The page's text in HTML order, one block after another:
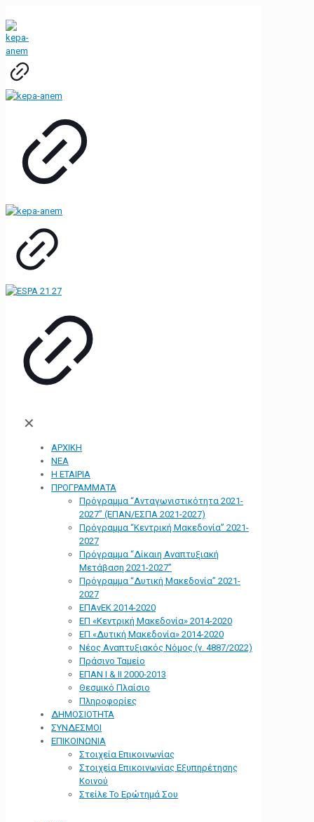
✕
ΑΡΧΙΚΗ
ΝΕΑ
Η ΕΤΑΙΡΙΑ
ΠΡΟΓΡΑΜΜΑΤΑ
Πρόγραμμα “Ανταγωνιστικότητα 2021-
2027” (ΕΠΑΝ/ΕΣΠΑ 2021-2027)
Πρόγραμμα “Κεντρική Μακεδονία” 2021-
2027
Πρόγραμμα “Δίκαιη Αναπτυξιακή
Μετάβαση 2021-2027”
Πρόγραμμα “Δυτική Μακεδονία” 2021-
2027
ΕΠΑνΕΚ 2014-2020
ΕΠ «Kεντρική Μακεδονία» 2014-2020
ΕΠ «Δυτική Μακεδονία» 2014-2020
Νέος Αναπτυξιακός Νόμος (ν. 4887/2022)
Πράσινο Ταμείο
ΕΠΑΝ Ι & ΙΙ 2000-2013
Θεσμικό Πλαίσιο
Πληροφορίες
ΔΗΜΟΣΙΟΤΗΤΑ
ΣΥΝΔΕΣΜΟΙ
ΕΠΙΚΟΙΝΩΝΙΑ
Στοιχεία Επικοινωνίας
Στοιχεία Επικοινωνίας Εξυπηρέτησης
Κοινού
Στείλε Το Ερώτημά Σου